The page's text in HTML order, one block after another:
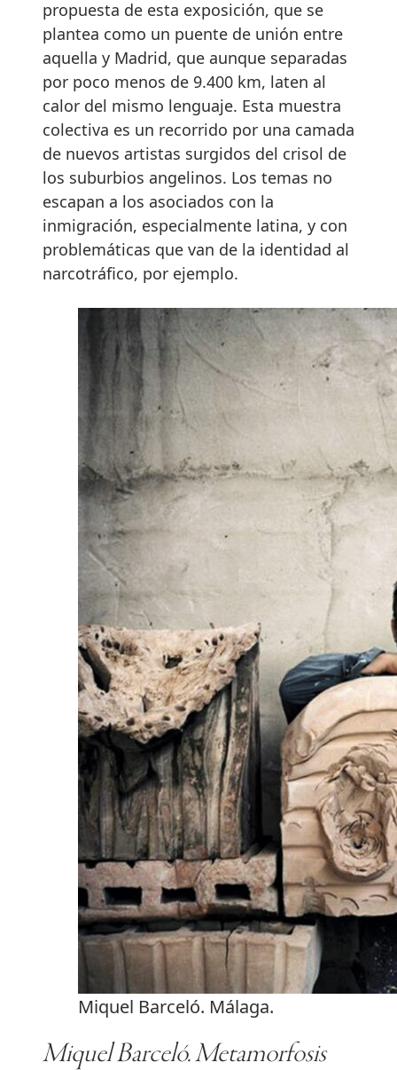
propuesta de esta exposición, que se
plantea como un puente de unión entre
aquella y Madrid, que aunque separadas
por poco menos de 9.400 km, laten al
calor del mismo lenguaje. Esta muestra
colectiva es un recorrido por una camada
de nuevos artistas surgidos del crisol de
los suburbios angelinos. Los temas no
escapan a los asociados con la
inmigración, especialmente latina, y con
problemáticas que van de la identidad al
narcotráfico, por ejemplo.
Miquel Barceló. Málaga.
Miquel Barceló. Metamorfosis